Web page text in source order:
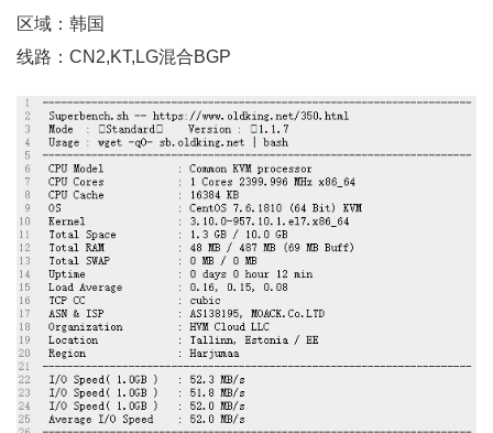
区域：韩国
线路：CN2,KT,LG混合BGP